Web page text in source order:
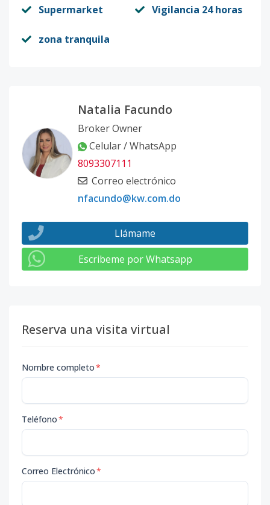
Supermarket Vigilancia 24 horas
zona tranquila
Natalia Facundo
Broker Owner
Celular / WhatsApp
8093307111
Correo electrónico
nfacundo@kw.com.do
Llámame
Escribeme por Whatsapp
Reserva una visita virtual
Nombre completo*
Teléfono*
Correo Electrónico*